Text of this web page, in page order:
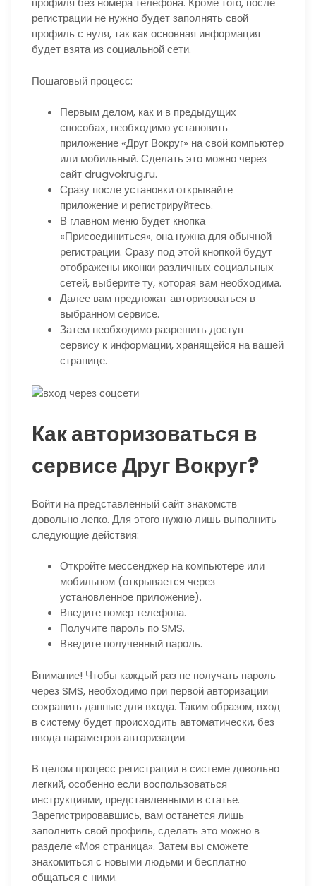
регистрации не нужно будет заполнять свой
профиль с нуля, так как основная информация
будет взята из социальной сети.
Пошаговый процесс:
Первым делом, как и в предыдущих
способах, необходимо установить
приложение «Друг Вокруг» на свой компьютер
или мобильный. Сделать это можно через
сайт drugvokrug.ru.
Сразу после установки открывайте
приложение и регистрируйтесь.
В главном меню будет кнопка
«Присоединиться», она нужна для обычной
регистрации. Сразу под этой кнопкой будут
отображены иконки различных социальных
сетей, выберите ту, которая вам необходима.
Далее вам предложат авторизоваться в
выбранном сервисе.
Затем необходимо разрешить доступ
сервису к информации, хранящейся на вашей
странице.
Как авторизоваться в
сервисе Друг Вокруг?
Войти на представленный сайт знакомств
довольно легко. Для этого нужно лишь выполнить
следующие действия:
Откройте мессенджер на компьютере или
мобильном (открывается через
установленное приложение).
Введите номер телефона.
Получите пароль по SMS.
Введите полученный пароль.
Внимание! Чтобы каждый раз не получать пароль
через SMS, необходимо при первой авторизации
сохранить данные для входа. Таким образом, вход
в систему будет происходить автоматически, без
ввода параметров авторизации.
В целом процесс регистрации в системе довольно
легкий, особенно если воспользоваться
инструкциями, представленными в статье.
Зарегистрировавшись, вам останется лишь
заполнить свой профиль, сделать это можно в
разделе «Моя страница». Затем вы сможете
знакомиться с новыми людьми и бесплатно
общаться с ними.